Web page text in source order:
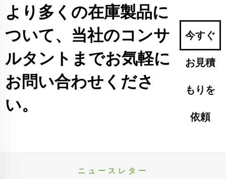
より多くの在庫製品に
ついて、当社のコンサ
ルタントまでお気軽に
お問い合わせくださ
い。
今すぐ
お見積
もりを
依頼
ニュースレター